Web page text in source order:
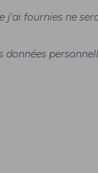
j'ai fournies ne
données